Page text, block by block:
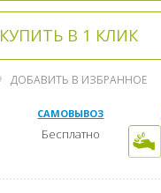
КУПИТЬ В 1 КЛИК
ДОБАВИТЬ В ИЗБРАННОЕ
САМОВЫВОЗ
Бесплатно